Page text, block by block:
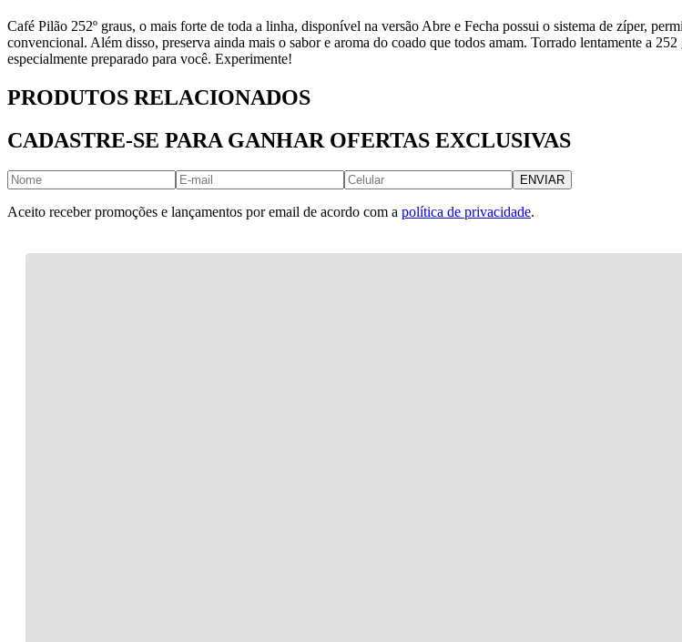
Café Pilão 252º graus, o mais forte de toda a linha, disponível na versão Abre e Fecha possui o sistema de zíper,
convencional. Além disso, preserva ainda mais o sabor e aroma do coado que todos amam. Torrado lentamente a
especialmente preparado para você. Experimente!
PRODUTOS RELACIONADOS
CADASTRE-SE PARA GANHAR OFERTAS EXCLUSIVAS
ENVIAR
Aceito receber promoções e lançamentos por email de acordo com a política de privacidade.